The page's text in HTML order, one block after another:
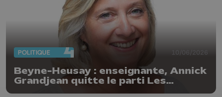
POLITIQUE 10/06/2026
Beyne-Heusay : enseignante, Annick
Grandjean quitte le parti Les